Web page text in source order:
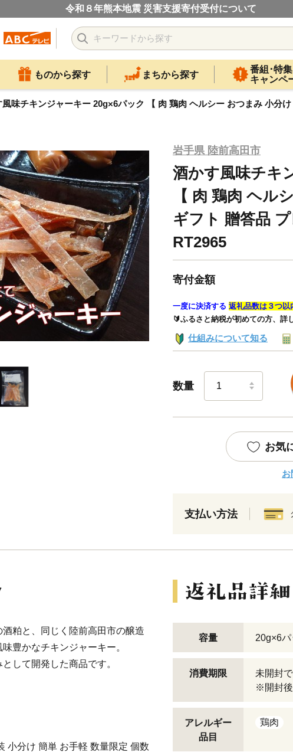
令和８年熊本地震 災害支援寄付受付について
ものから探す まちから探す
番組･特集
キャンペ
風味チキンジャーキー 20g×6パック 【 肉 鶏肉 ヘルシー おつまみ 小分
岩手県 陸前高田市
酒かす風味チキ
【 肉 鶏肉 ヘル
ギフト 贈答品
RT2965
寄付金額
一度に決済する 返礼品数は３つ以
🔰ふるさと納税が初めての方、詳
仕組みについて知る
数量
お気
お
支払い方法
粕と、同じく陸前高田市の醸造
豊かなチキンジャーキー。
して開発した商品です。
小分け 簡単 お手軽 数量限定 個数
容量 20g×6パ
消費期限
未開封
※開封後
アレルギー
品目
鶏肉